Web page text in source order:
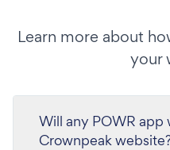
Learn more about
your
Will any POWR app
Crownpeak